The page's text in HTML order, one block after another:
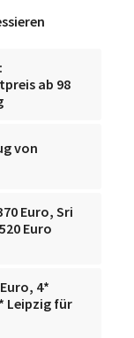
ab 98
von
Euro, Sri
Euro
4*
Leipzig für